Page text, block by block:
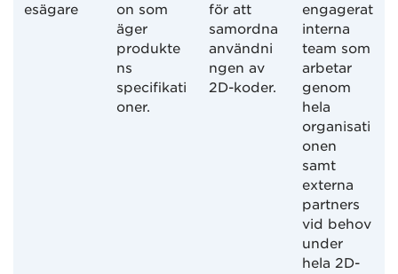
esägare
on som
äger
produkte
ns
specifikati
oner.
för att
samordna
användni
ngen av
2D-koder.
engagerat
interna
team som
arbetar
genom
hela
organisati
onen
samt
externa
partners
vid behov
under
hela 2D-